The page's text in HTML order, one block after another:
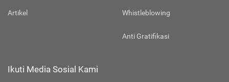
Artikel Whistleblowing
Anti Gratifikasi
Ikuti Media Sosial Kami